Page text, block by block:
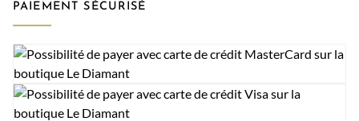
PAIEMENT SÉCURISÉ